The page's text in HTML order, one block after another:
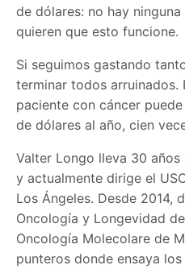
de dólares: no hay
quieren que esto funcione.
Si seguimos gastando
terminar todos arruinados.
paciente con cáncer
de dólares al año, cien
Valter Longo lleva 30
y actualmente dirige el
Los Ángeles. Desde 2014,
Oncología y Longevidad
Oncología Molecolare de
punteros donde ensaya